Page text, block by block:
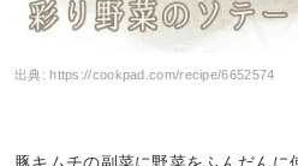
出典:https://cookpad.com/recipe/6652574